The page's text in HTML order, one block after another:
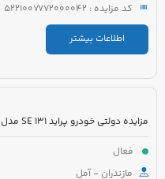
کد مزایده : 5221007772000042
اطلاعات بیشتر
فعال
مازندران - آمل